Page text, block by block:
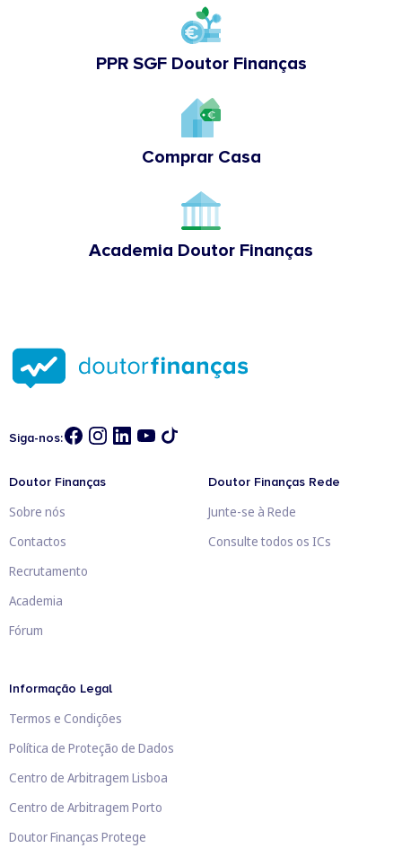
PPR SGF Doutor Finanças
Comprar Casa
Academia Doutor Finanças
Siga-nos:
Doutor Finanças
Sobre nós
Contactos
Recrutamento
Academia
Fórum
Doutor Finanças Rede
Junte-se à Rede
Consulte todos os ICs
Informação Legal
Termos e Condições
Política de Proteção de Dados
Centro de Arbitragem Lisboa
Centro de Arbitragem Porto
Doutor Finanças Protege